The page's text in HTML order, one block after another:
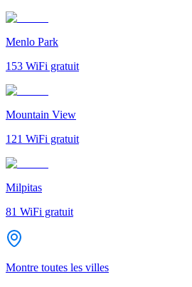
Menlo Park
153 WiFi gratuit
Mountain View
121 WiFi gratuit
Milpitas
81 WiFi gratuit
Montre toutes les villes